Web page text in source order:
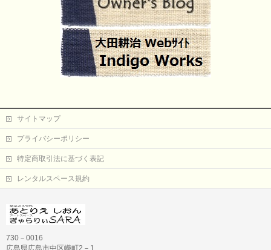
サイトマップ
プライバシーポリシー
特定商取引法に基づく表記
レンタルスペース規約
730－0016
広島県広島市中区幟町2－1